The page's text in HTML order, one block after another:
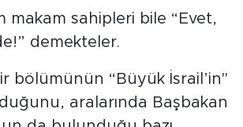
makam sahipleri bile “Evet,
demekteler.
bölümünün “Büyük İsrail’in"
aralarında Başbakan